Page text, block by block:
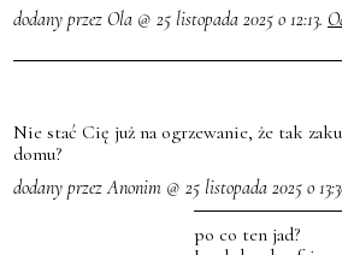
dodany przez Ola @ 25 listopada 2025 o 12:13.
Nie stać Cię już na ogrzewanie, że tak
domu?
dodany przez Anonim @ 25 listopada 2025 o
po co ten jad?